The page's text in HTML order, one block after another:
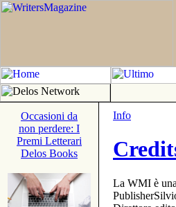
Occasioni da
non perdere: I
Premi Letterari
Delos Books
Info
La WMI è